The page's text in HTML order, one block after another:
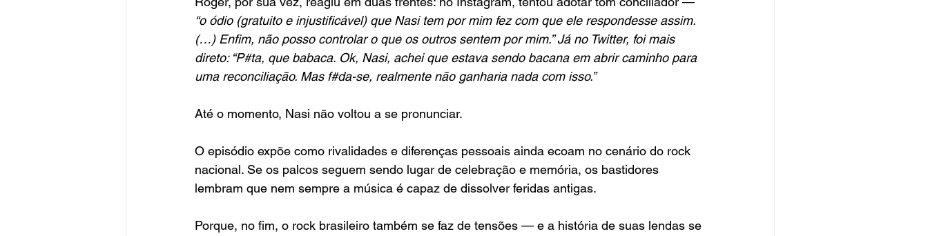
“o ódio (gratuito e injustificável) que Nasi tem por mim fez com que ele respondesse assim.
(…) Enfim, não posso controlar o que os outros sentem por mim.” Já no Twitter, foi mais
direto: “P#ta, que babaca. Ok, Nasi, achei que estava sendo bacana em abrir caminho para
uma reconciliação. Mas f#da-se, realmente não ganharia nada com isso.”
Até o momento, Nasi não voltou a se pronunciar.
O episódio expõe como rivalidades e diferenças pessoais ainda ecoam no cenário do rock
nacional. Se os palcos seguem sendo lugar de celebração e memória, os bastidores
lembram que nem sempre a música é capaz de dissolver feridas antigas.
Porque, no fim, o rock brasileiro também se faz de tensões — e a história de suas lendas se